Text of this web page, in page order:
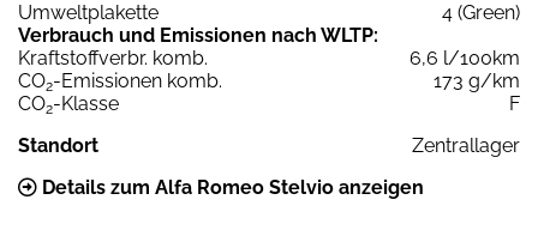
Umweltplakette
4 (Green)
Verbrauch und Emissionen nach WLTP:
Kraftstoffverbr. komb.
6,6 l/100km
CO2-Emissionen komb.
173 g/km
CO2-Klasse
F
Standort
Zentrallager
Details zum Alfa Romeo Stelvio anzeigen